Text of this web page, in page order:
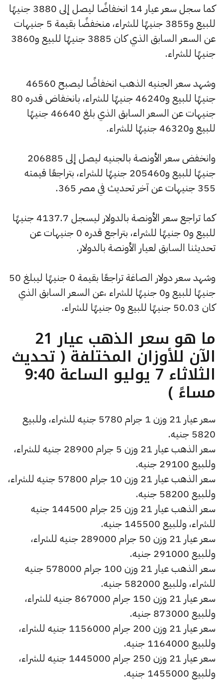
كما سجل سعر عيار 14 انخفاضًا ليصل إلى 3880 جنيهًا
للبيع و3855 جنيهًا للشراء، منخفضًا بقيمة 5 جنيهات
عن السعر السابق الذي كان 3885 جنيهًا للبيع و3860
جنيهًا للشراء.
وشهد سعر الجنيه الذهب انخفاضًا ليصبح 46560
جنيهًا للبيع و46240 جنيهًا للشراء، بانخفاض قدره 80
جنيهات عن السعر السابق الذي بلغ 46640 جنيهًا
للبيع و46320 جنيهًا للشراء.
وانخفض سعر الأونصة بالجنيه ليصل إلى 206885
جنيهًا للبيع و205460 جنيهًا للشراء، بتراجعًا قيمته
355 جنيهات عن آخر تحديث في مصر 365.
كما تراجع سعر الأونصة بالدولار ليسجل 4137.7 جنيهًا
للبيع و0 جنيهًا للشراء، بتراجع قدره 0 جنيهات عن
تحديثنا السابق لعيار الأونصة بالدولار.
وشهد سعر دولار الصاغة تراجعًا بقيمة 0 جنيهًا ليبلغ 50
جنيهًا للبيع و0 جنيهًا للشراء ،عن السعر السابق الذي
كان 50.03 جنيهًا للبيع و0 جنيهًا للشراء.
ما هو سعر الذهب عيار 21
الآن للأوزان المختلفة ( تحديث
الثلاثاء 7 يوليو الساعة 9:40
مساءً )
سعر عيار 21 وزن 1 جرام 5780 جنيه للشراء، وللبيع
5820 جنيه.
سعر الذهب عيار 21 وزن 5 جرام 28900 جنيه للشراء،
وللبيع 29100 جنيه.
سعر الذهب عيار 21 وزن 10 جرام 57800 جنيه للشراء،
وللبيع 58200 جنيه.
سعر الذهب عيار 21 وزن 25 جرام 144500 جنيه
للشراء، وللبيع 145500 جنيه.
سعر عيار 21 وزن 50 جرام 289000 جنيه للشراء،
وللبيع 291000 جنيه.
سعر الذهب عيار 21 وزن 100 جرام 578000 جنيه
للشراء، وللبيع 582000 جنيه.
سعر عيار 21 وزن 150 جرام 867000 جنيه للشراء،
وللبيع 873000 جنيه.
سعر عيار 21 وزن 200 جرام 1156000 جنيه للشراء،
وللبيع 1164000 جنيه.
سعر عيار 21 وزن 250 جرام 1445000 جنيه للشراء،
وللبيع 1455000 جنيه.